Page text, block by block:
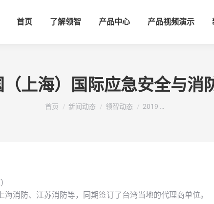
首页 了解领智 产品中心 产品视频演示
上海）国际应急安全与消
您在这里：
首页 新闻动态 领智动态 2019 …
消防、江苏消防等，同期签订了台湾当地的代理商单位。